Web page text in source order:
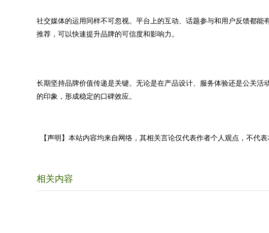
社交媒体的运用同样不可忽视。平台上的互动、话题参与和用户反馈都
推荐，可以快速提升品牌的可信度和影响力。
长期坚持品牌价值传递是关键。无论是在产品设计、服务体验还是公关
的印象，形成稳定的口碑效应。
【声明】本站内容均来自网络，其相关言论仅代表作者个人观点，不
相关内容